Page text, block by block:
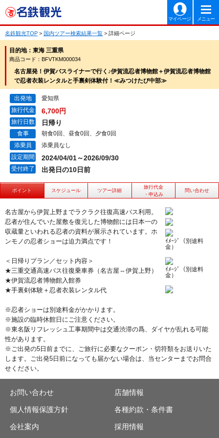
マイページ メニュー
名鉄観光TOP > 国内ツアー検索結果一覧 > 詳細ページ
目的地：東海 三重県
商品コード：BFVTKM000034
名古屋発！伊賀バスライナーで行く♪伊賀流忍者博物館＋伊賀流忍者博物館
で忍者衣装レンタルと手裏剣体験付！≪みつけたび中部≫
出発地
愛知県
旅行代金
6,700円
旅行日数 日帰り
食事
朝食0回、昼食0回、夕食0回
添乗員
添乗員なし
設定期間
2024/04/01～2026/09/30
受付終了 出発日の10日前
ポイント スケジュール ツアー詳細
旅行代金
・申込み
問い合わせ
ｲﾒｰｼﾞ（別途料
金）
ｲﾒｰｼﾞ（別途料
金）
名古屋から伊賀上野までラクラク往復高速バス利用。
忍者が住んでいた屋敷を復元した博物館には日本一の
収蔵量といわれる忍者の資料が展示されています。ホ
ンモノの忍者ショーは迫力満点です！
＜日帰りプラン／セット内容＞
★三重交通高速バス往復乗車券（名古屋⇔伊賀上野）
★伊賀流忍者博物館入館券
★手裏剣体験＋忍者衣装レンタル代
※忍者ショーは別途料金がかかります。
※施設の臨時休館日にご注意ください。
※東名阪リフレッシュ工事期間中は交通渋滞の爲、ダイヤが乱れる可能
性があります。
※ご出発の5日前までに、ご旅行に必要なクーポン・切符類をお送りいた
します。ご出発5日前になっても届かない場合は、当センターまでお問合
せください。
お問い合わせ 店舗情報
個人情報保護方針 各種約款・条件書
会社案内 採用情報